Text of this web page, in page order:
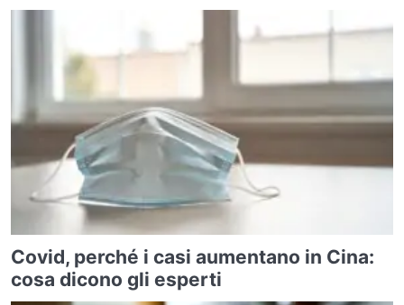
Covid, perché i casi aumentano in Cina:
cosa dicono gli esperti